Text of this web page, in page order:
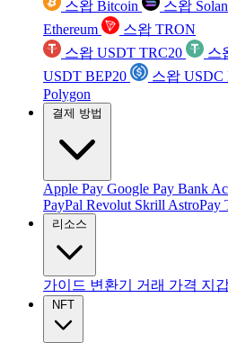
스왑 Bitcoin 스왑
Ethereum
스왑 TRON
스왑 USDT TRC20
스
USDT BEP20
스왑 USDC
Polygon
결제 방법
Apple Pay Google Pay Bank
PayPal Revolut Skrill AstroPay
리소스
가이드 변환기 거래 가격 지
NFT